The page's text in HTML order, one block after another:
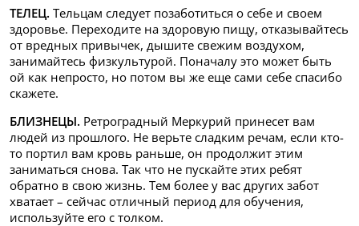
ТЕЛЕЦ. Тельцам следует позаботиться о себе и своем
здоровье. Переходите на здоровую пищу, отказывайтесь
от вредных привычек, дышите свежим воздухом,
занимайтесь физкультурой. Поначалу это может быть
ой как непросто, но потом вы же еще сами себе спасибо
скажете.
БЛИЗНЕЦЫ. Ретроградный Меркурий принесет вам
людей из прошлого. Не верьте сладким речам, если кто-
то портил вам кровь раньше, он продолжит этим
заниматься снова. Так что не пускайте этих ребят
обратно в свою жизнь. Тем более у вас других забот
хватает – сейчас отличный период для обучения,
используйте его с толком.